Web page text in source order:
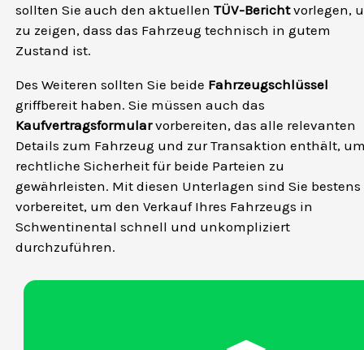
sollten Sie auch den aktuellen TÜV-Berichtvorlegen,
zu zeigen, dass das Fahrzeug technisch in gutem
Zustand ist.
Des Weiteren sollten Sie beide Fahrzeugschlüssel
griffbereit haben. Sie müssen auch das
Kaufvertragsformularvorbereiten, das alle relevanten
Details zum Fahrzeug und zur Transaktion enthält,
rechtliche Sicherheit für beide Parteien zu
gewährleisten. Mit diesen Unterlagen sind Sie bestens
vorbereitet, um den Verkauf Ihres Fahrzeugs in
Schwentinental schnell und unkompliziert
durchzuführen.